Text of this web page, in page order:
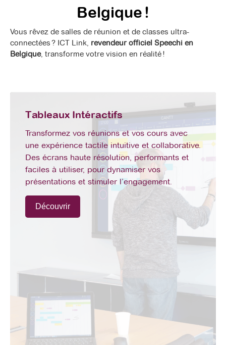
Belgique !
Vous rêvez de salles de réunion et de classes ultra-
connectées ? ICT Link, revendeur officiel Speechi en
Belgique, transforme votre vision en réalité !
Tableaux Intéractifs
Transformez vos réunions et vos cours avec
une expérience tactile intuitive et collaborative.
Des écrans haute résolution, performants et
faciles à utiliser, pour dynamiser vos
présentations et stimuler l’engagement.
Découvrir